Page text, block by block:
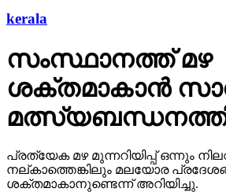
kerala
സംസ്ഥാനത്ത് മഴ
ശക്തമാകാന്‍
പ്രത്യേക മഴ മുന്നറിയിപ്പ് ഒന്നും
നല്കാത്തെങ്കിലും മലയോര
ശക്തമാകാനുണ്ടെന്ന് അറിയിച്ചു.